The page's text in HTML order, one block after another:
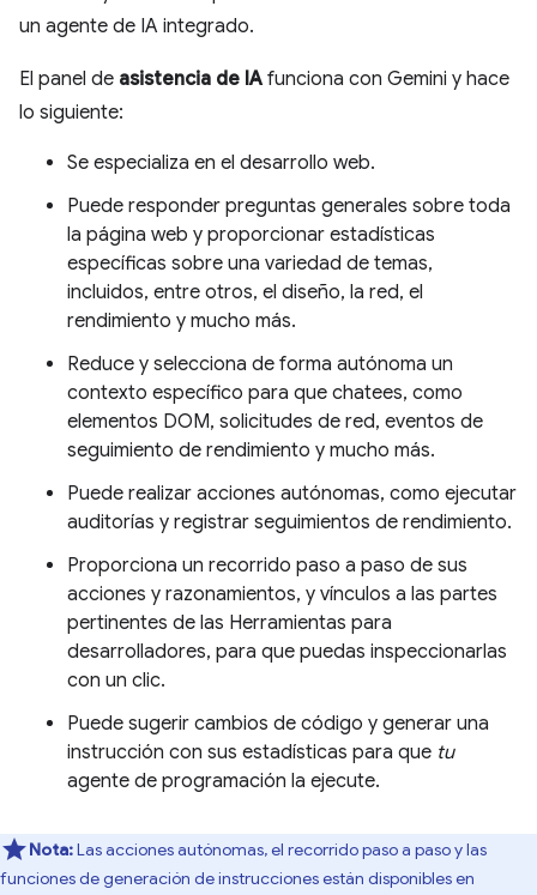
un agente de IA integrado.
El panel de asistencia de IA funciona con Gemini y hace
lo siguiente:
Se especializa en el desarrollo web.
Puede responder preguntas generales sobre toda
la página web y proporcionar estadísticas
específicas sobre una variedad de temas,
incluidos, entre otros, el diseño, la red, el
rendimiento y mucho más.
Reduce y selecciona de forma autónoma un
contexto específico para que chatees, como
elementos DOM, solicitudes de red, eventos de
seguimiento de rendimiento y mucho más.
Puede realizar acciones autónomas, como ejecutar
auditorías y registrar seguimientos de rendimiento.
Proporciona un recorrido paso a paso de sus
acciones y razonamientos, y vínculos a las partes
pertinentes de las Herramientas para
desarrolladores, para que puedas inspeccionarlas
con un clic.
Puede sugerir cambios de código y generar una
instrucción con sus estadísticas para que tu
agente de programación la ejecute.
Nota:Las acciones autónomas, el recorrido paso a paso y las
funciones de generación de instrucciones están disponibles en